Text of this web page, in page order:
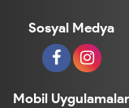
Sosyal Medya
Mobil Uygulamalar